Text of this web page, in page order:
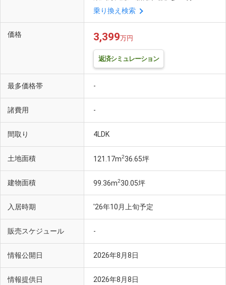
乗り換え検索
価格 3,399万円
返済シミュレーション
最多価格帯 -
諸費用 -
間取り 4LDK
土地面積 121.17m236.65坪
建物面積 99.36m230.05坪
入居時期 '26年10月上旬予定
販売スケジュール -
情報公開日 2026年8月8日
情報提供日 2026年8月8日